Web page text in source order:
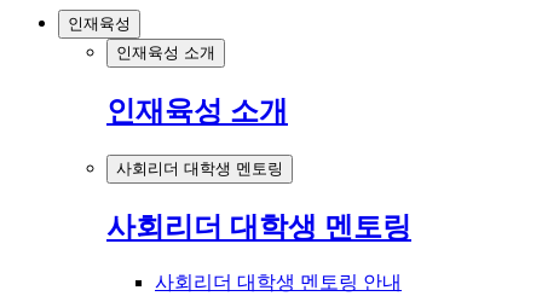
인재육성
인재육성 소개
인재육성 소개
사회리더 대학생 멘토링
사회리더 대학생 멘토링
사회리더 대학생 멘토링 안내